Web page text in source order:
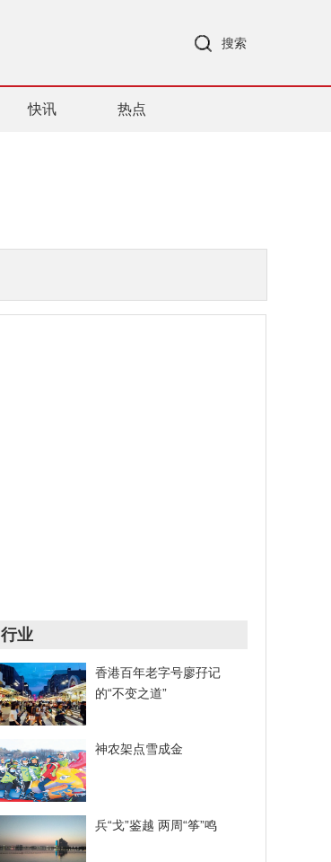
搜索
快讯 热点
行业
香港百年老字号廖孖记
的“不变之道”
神农架点雪成金
兵“戈”鉴越 两周“筝”鸣